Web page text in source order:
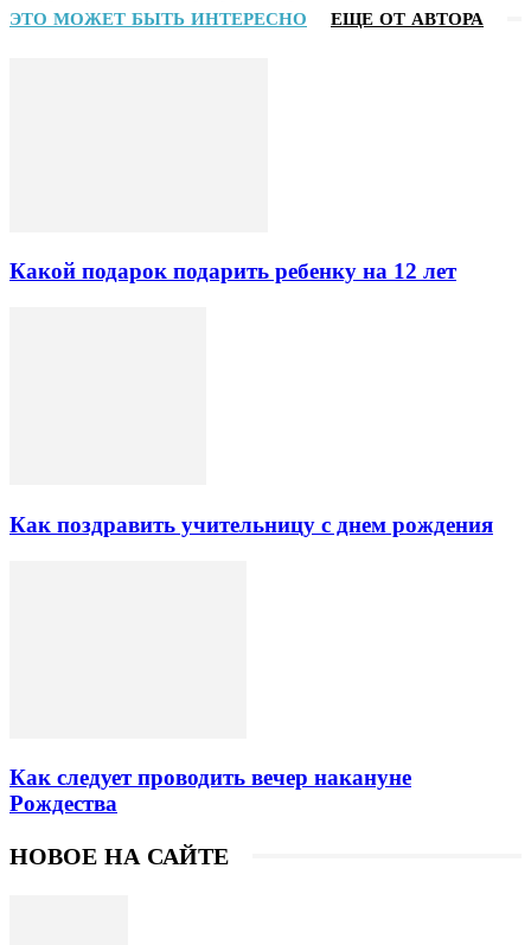
ЭТО МОЖЕТ БЫТЬ ИНТЕРЕСНО ЕЩЕ ОТ АВТОРА
Какой подарок подарить ребенку на 12 лет
Как поздравить учительницу с днем рождения
Как следует проводить вечер накануне
Рождества
НОВОЕ НА САЙТЕ